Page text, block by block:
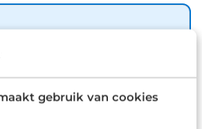
gebruik van cookies
ramen, in delen
en LED-achterlichten.
Uw smartphone wordt een
en de speciale app. Deze
van spraakbediening voor het
inbegrepen. We vinden het
kunt rekenen en we laten